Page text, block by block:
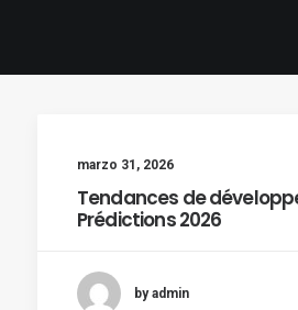
marzo 31, 2026
Tendances de
Prédictions 2026
by admin